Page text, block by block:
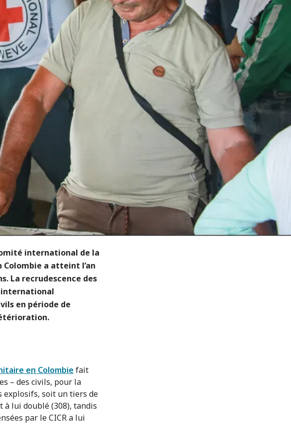
international de la
Colombie a atteint l’an
La recrudescence des
international
en période de
en Colombie fait
– des civils, pour la
explosifs, soit un tiers de
à lui doublé (308), tandis
par le CICR a lui